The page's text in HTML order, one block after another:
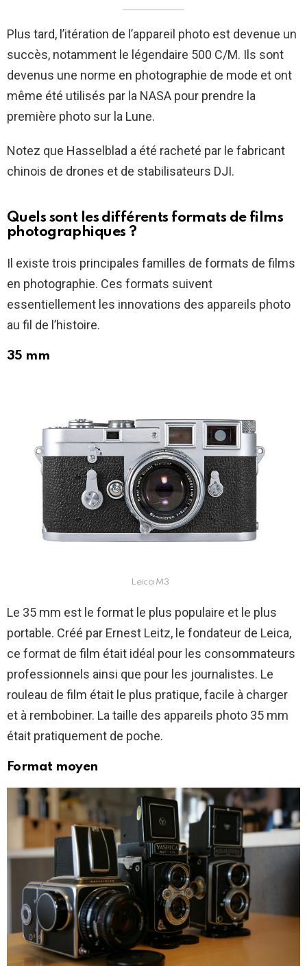
Plus tard, l’itération de l’appareil photo est devenue un
succès, notamment le légendaire 500 C/M. Ils sont
devenus une norme en photographie de mode et ont
même été utilisés par la NASA pour prendre la
première photo sur la Lune.
Notez que Hasselblad a été racheté par le fabricant
chinois de drones et de stabilisateurs DJI.
Quels sont les différents formats de films
photographiques ?
Il existe trois principales familles de formats de films
en photographie. Ces formats suivent
essentiellement les innovations des appareils photo
au fil de l’histoire.
35 mm
Leica M3
Le 35 mm est le format le plus populaire et le plus
portable. Créé par Ernest Leitz, le fondateur de Leica,
ce format de film était idéal pour les consommateurs
professionnels ainsi que pour les journalistes. Le
rouleau de film était le plus pratique, facile à charger
et à rembobiner. La taille des appareils photo 35 mm
était pratiquement de poche.
Format moyen